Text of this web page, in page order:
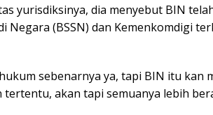
yurisdiksinya, dia menyebut BIN
Negara (BSSN) dan Kemenkomdigi
sebenarnya ya, tapi BIN itu kan
akan tapi semuanya lebih